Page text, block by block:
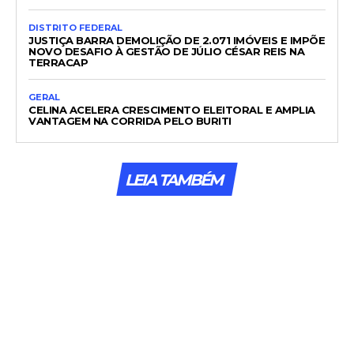
DISTRITO FEDERAL
JUSTIÇA BARRA DEMOLIÇÃO DE 2.071 IMÓVEIS E IMPÕE
NOVO DESAFIO À GESTÃO DE JÚLIO CÉSAR REIS NA
TERRACAP
GERAL
CELINA ACELERA CRESCIMENTO ELEITORAL E AMPLIA
VANTAGEM NA CORRIDA PELO BURITI
LEIA TAMBÉM